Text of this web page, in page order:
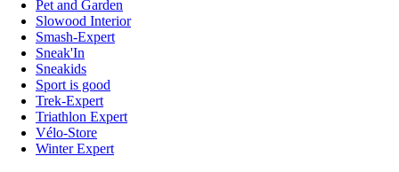
Pet and Garden
Slowood Interior
Smash-Expert
Sneak'In
Sneakids
Sport is good
Trek-Expert
Triathlon Expert
Vélo-Store
Winter Expert